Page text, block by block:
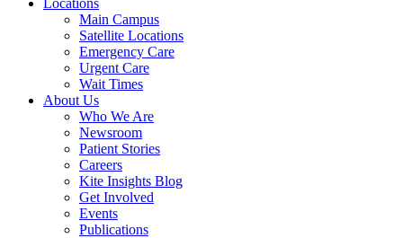
Main Campus
Satellite Locations
Emergency Care
Urgent Care
Wait Times
About Us
Who We Are
Newsroom
Patient Stories
Careers
Kite Insights Blog
Get Involved
Events
Publications